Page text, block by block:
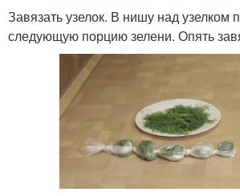
Завязать узелок. В нишу над узелком
следующую порцию зелени. Опять